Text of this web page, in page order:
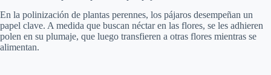
En la polinización de plantas perennes, los pájaros desempeñan un
papel clave. A medida que buscan néctar en las flores, se les adhieren
polen en su plumaje, que luego transfieren a otras flores mientras se
alimentan.